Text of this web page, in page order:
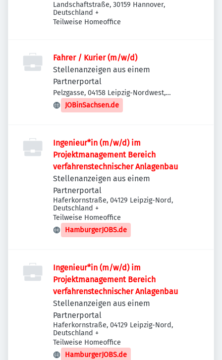
Landschaftstraße, 30159 Hannover,
Deutschland +
Teilweise Homeoffice
Fahrer / Kurier (m/w/d)
Stellenanzeigen aus einem
Partnerportal
Pelzgasse, 04158 Leipzig-Nordwest,
Deutschland
JOBinSachsen.de
Ingenieur*in (m/w/d) im
Projektmanagement Bereich
verfahrenstechnischer Anlagenbau
Stellenanzeigen aus einem
Partnerportal
Haferkornstraße, 04129 Leipzig-Nord,
Deutschland +
Teilweise Homeoffice
HamburgerJOBS.de
Ingenieur*in (m/w/d) im
Projektmanagement Bereich
verfahrenstechnischer Anlagenbau
Stellenanzeigen aus einem
Partnerportal
Haferkornstraße, 04129 Leipzig-Nord,
Deutschland +
Teilweise Homeoffice
HamburgerJOBS.de